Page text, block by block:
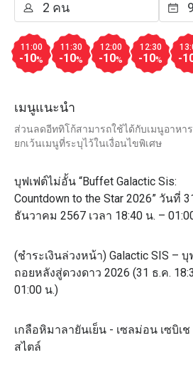
11:00
-10%
11:30
-10%
12:00
-10%
12:30
-10% -
เมนูแนะนำ
ส่วนลดอีททิโก้สามารถใช้ได้กับเมนูอาหา
ยกเว้นเมนูที่ระบุไว้ในเงื่อนไขพิเศษ
บุฟเฟต์ไม่อั้น “Buffet Galactic Sis:
Countdown to the Star 2026” วันที่
ธันวาคม 2567 เวลา 18:40 น. –
(ชำระเงินล่วงหน้า) Galactic SIS –
ถอยหลังสู่ดวงดาว 2026 (31 ธ.ค.
01:00 น.)
เกลือหิมาลายันเย็น - เซลม่อน เซบิเ
สไตล์